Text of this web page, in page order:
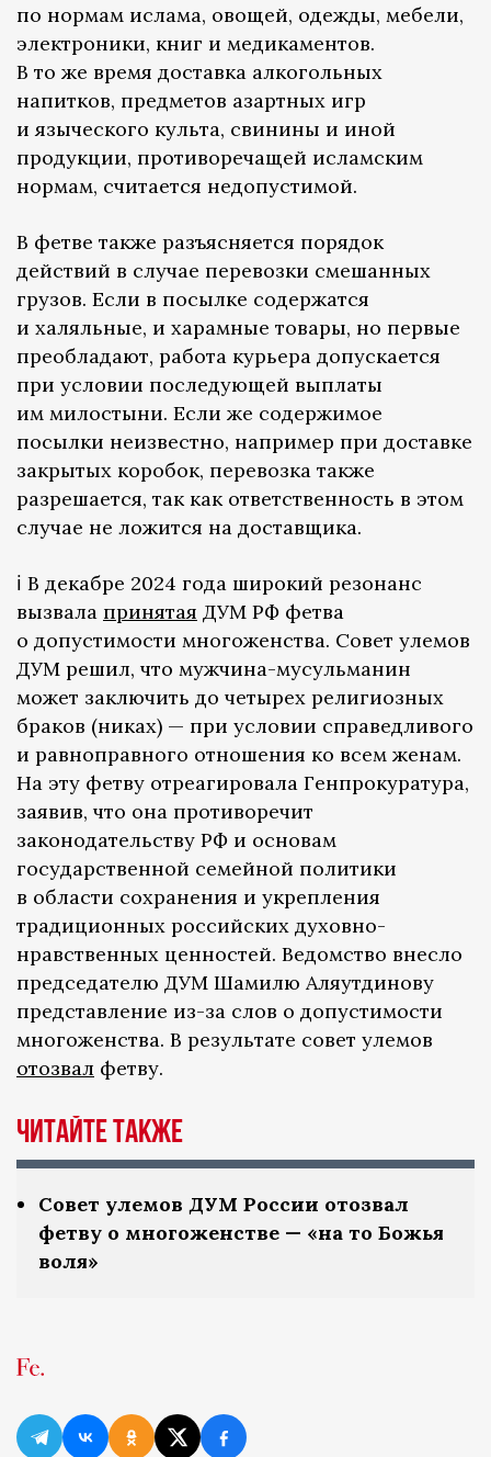
по нормам ислама, овощей, одежды, мебели,
электроники, книг и медикаментов.
В то же время доставка алкогольных
напитков, предметов азартных игр
и языческого культа, свинины и иной
продукции, противоречащей исламским
нормам, считается недопустимой.
В фетве также разъясняется порядок
действий в случае перевозки смешанных
грузов. Если в посылке содержатся
и халяльные, и харамные товары, но первые
преобладают, работа курьера допускается
при условии последующей выплаты
им милостыни. Если же содержимое
посылки неизвестно, например при доставке
закрытых коробок, перевозка также
разрешается, так как ответственность в этом
случае не ложится на доставщика.
ℹ️ В декабре 2024 года широкий резонанс
вызвала принятая ДУМ РФ фетва
о допустимости многоженства. Совет улемов
ДУМ решил, что мужчина-мусульманин
может заключить до четырех религиозных
браков (никах) — при условии справедливого
и равноправного отношения ко всем женам.
На эту фетву отреагировала Генпрокуратура,
заявив, что она противоречит
законодательству РФ и основам
государственной семейной политики
в области сохранения и укрепления
традиционных российских духовно-
нравственных ценностей. Ведомство внесло
председателю ДУМ Шамилю Аляутдинову
представление из-за слов о допустимости
многоженства. В результате совет улемов
отозвал фетву.
Читайте также
Совет улемов ДУМ России отозвал
фетву о многоженстве — «на то Божья
воля»